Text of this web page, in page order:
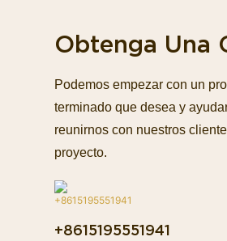
Obtenga Una
Podemos empezar con un
terminado que desea y
reunirnos con nuestros
proyecto.
+8615195551941